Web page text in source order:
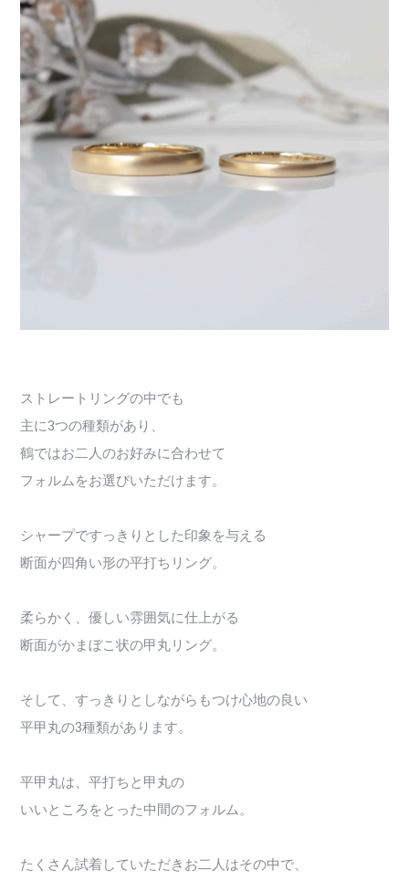
ストレートリングの中でも
主に3つの種類があり、
鶴ではお二人のお好みに合わせて
フォルムをお選びいただけます。
シャープですっきりとした印象を与える
断面が四角い形の平打ちリング。
柔らかく、優しい雰囲気に仕上がる
断面がかまぼこ状の甲丸リング。
そして、すっきりとしながらもつけ心地の良い
平甲丸の3種類があります。
平甲丸は、平打ちと甲丸の
いいところをとった中間のフォルム。
たくさん試着していただきお二人はその中で、